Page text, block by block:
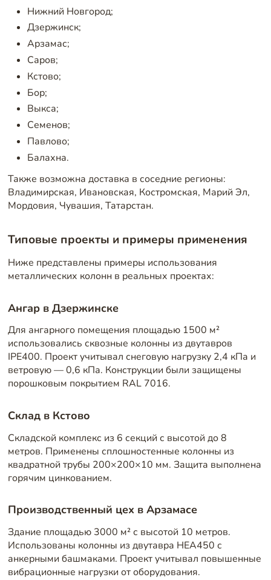
Нижний Новгород;
Дзержинск;
Арзамас;
Саров;
Кстово;
Бор;
Выкса;
Семенов;
Павлово;
Балахна.
Также возможна доставка в соседние регионы:
Владимирская, Ивановская, Костромская, Марий Эл,
Мордовия, Чувашия, Татарстан.
Типовые проекты и примеры применения
Ниже представлены примеры использования
металлических колонн в реальных проектах:
Ангар в Дзержинске
Для ангарного помещения площадью 1500 м²
использовались сквозные колонны из двутавров
IPE400. Проект учитывал снеговую нагрузку 2,4 кПа и
ветровую — 0,6 кПа. Конструкции были защищены
порошковым покрытием RAL 7016.
Склад в Кстово
Складской комплекс из 6 секций с высотой до 8
метров. Применены сплошностенные колонны из
квадратной трубы 200×200×10 мм. Защита выполнена
горячим цинкованием.
Производственный цех в Арзамасе
Здание площадью 3000 м² с высотой 10 метров.
Использованы колонны из двутавра HEA450 с
анкерными башмаками. Проект учитывал повышенные
вибрационные нагрузки от оборудования.